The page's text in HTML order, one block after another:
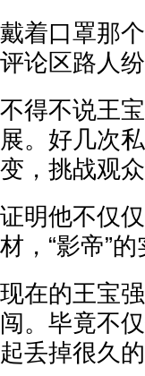
戴着口罩那
评论区路人
不得不说王
展。好几次
变，挑战观
证明他不仅
材，“影帝”
现在的王宝
闯。毕竟不
起丢掉很久